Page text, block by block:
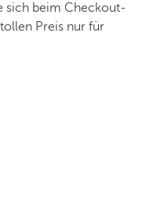
sich beim Checkout-
Preis nur für